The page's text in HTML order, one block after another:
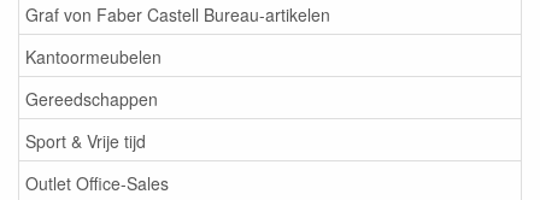
Graf von Faber Castell Bureau-artikelen
Kantoormeubelen
Gereedschappen
Sport & Vrije tijd
Outlet Office-Sales